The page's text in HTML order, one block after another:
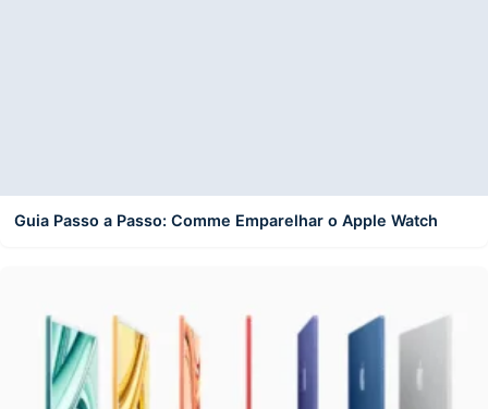
Guia Passo a Passo: Comme Emparelhar o Apple Watch